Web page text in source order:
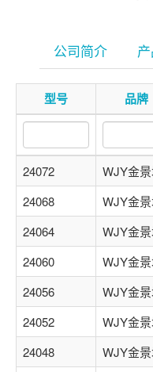
公司简介
型号 品牌
24072 WJY金
24068
WJY金
24064
WJY金
24060
WJY金
24056
WJY金
24052
WJY金
24048
WJY金